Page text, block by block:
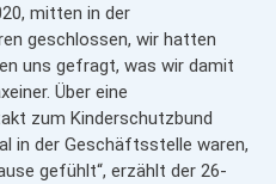
mitten in der
geschlossen, wir hatten
uns gefragt, was wir damit
Über eine
zum Kinderschutzbund
in der Geschäftsstelle waren,
gefühlt“, erzählt der 26-